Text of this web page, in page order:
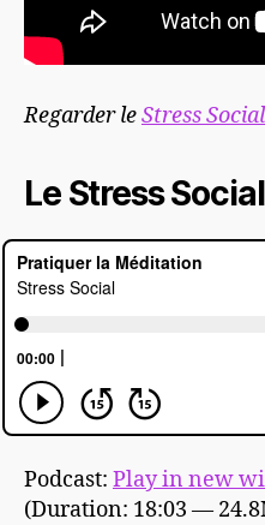
Regarder leStress
Le Stress
Podcast: Play in new
(Duration: 18:03 —